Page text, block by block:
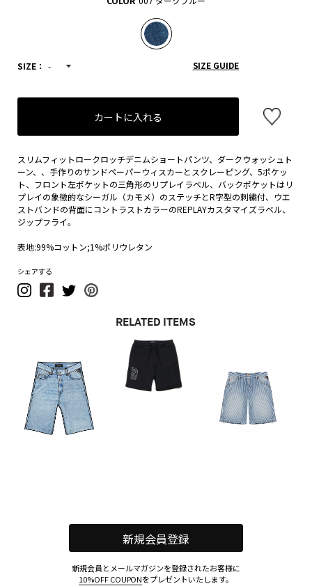
SIZE： - SIZE GUIDE
カートに入れる
スリムフィットロークロッチデニムショートパンツ、ダークウォッシュト
ーン、、手作りのサンドペーパーウィスカーとスクレーピング、5ポケッ
ト、フロント左ポケットの三角形のリプレイラベル、バックポケットはリ
プレイの象徴的なシーガル（カモメ）のステッチとR字型の刺繍付、ウエ
ストバンドの背面にコントラストカラーのREPLAYカスタマイズラベル、
ジップフライ。
表地:99%コットン;1%ポリウレタン
シェアする
RELATED ITEMS
新規会員登録
新規会員とメールマガジンを登録されたお客様に
10%OFF COUPONをプレゼントいたします。